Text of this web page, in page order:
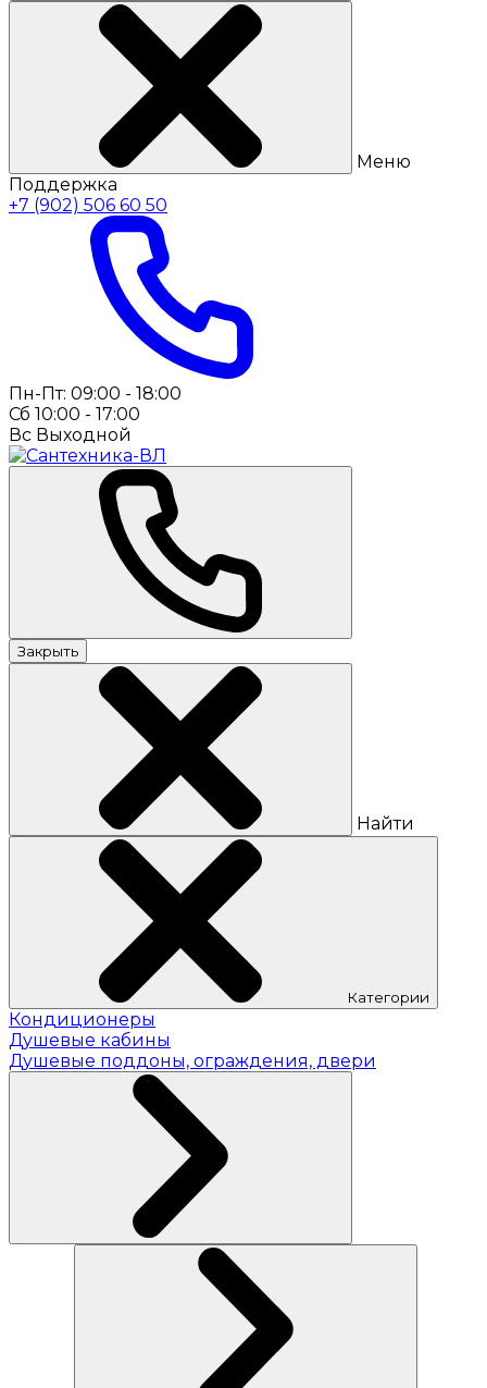
Меню
Поддержка
+7 (902) 506 60 50
Пн-Пт: 09:00 - 18:00
Сб 10:00 - 17:00
Вс Выходной
Закрыть
Найти
Категории
Кондиционеры
Душевые кабины
Душевые поддоны, ограждения, двери